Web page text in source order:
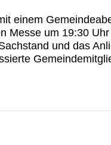
einem
Messe um 19:30
und das